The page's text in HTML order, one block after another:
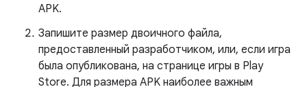
APK.
Запишите размер двоичного файла,
предоставленный разработчиком, или, если игра
была опубликована, на странице игры в Play
Store. Для размера APK наиболее важным